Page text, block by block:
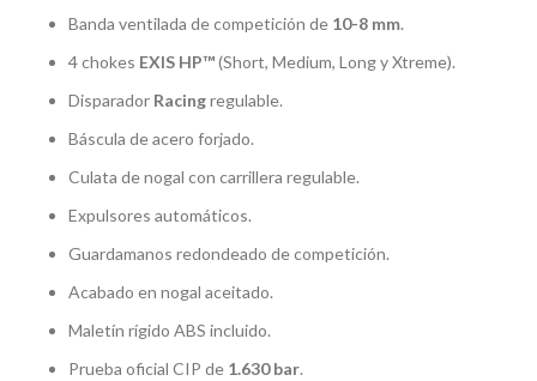
Banda ventilada de competición de 10-8 mm.
4 chokes EXIS HP™(Short, Medium, Long y Xtreme).
Disparador Racingregulable.
Báscula de acero forjado.
Culata de nogal con carrillera regulable.
Expulsores automáticos.
Guardamanos redondeado de competición.
Acabado en nogal aceitado.
Maletín rígido ABS incluido.
Prueba oficial CIP de 1.630 bar.